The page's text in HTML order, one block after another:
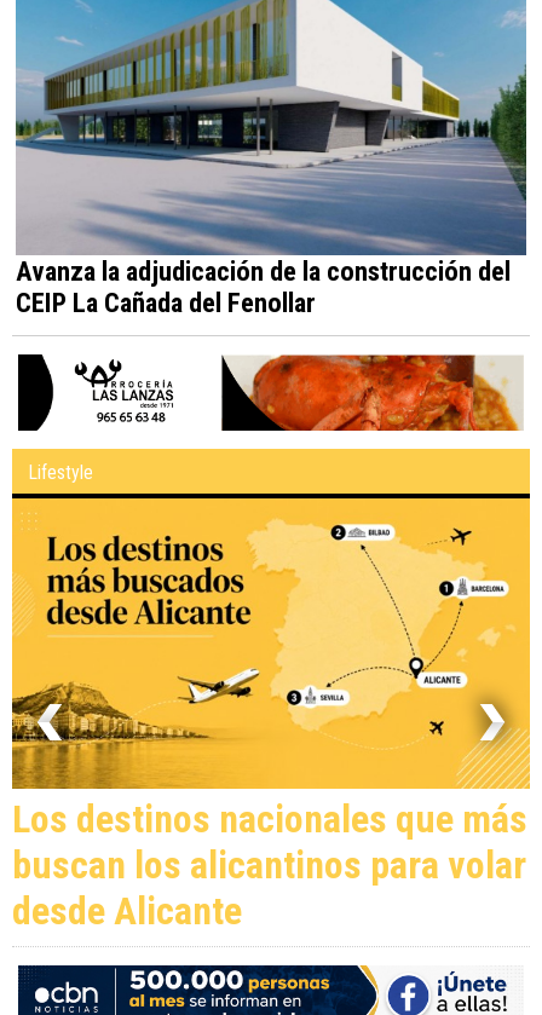
Avanza la adjudicación de la construcción del
CEIP La Cañada del Fenollar
Lifestyle
Los destinos nacionales que más
buscan los alicantinos para volar
desde Alicante